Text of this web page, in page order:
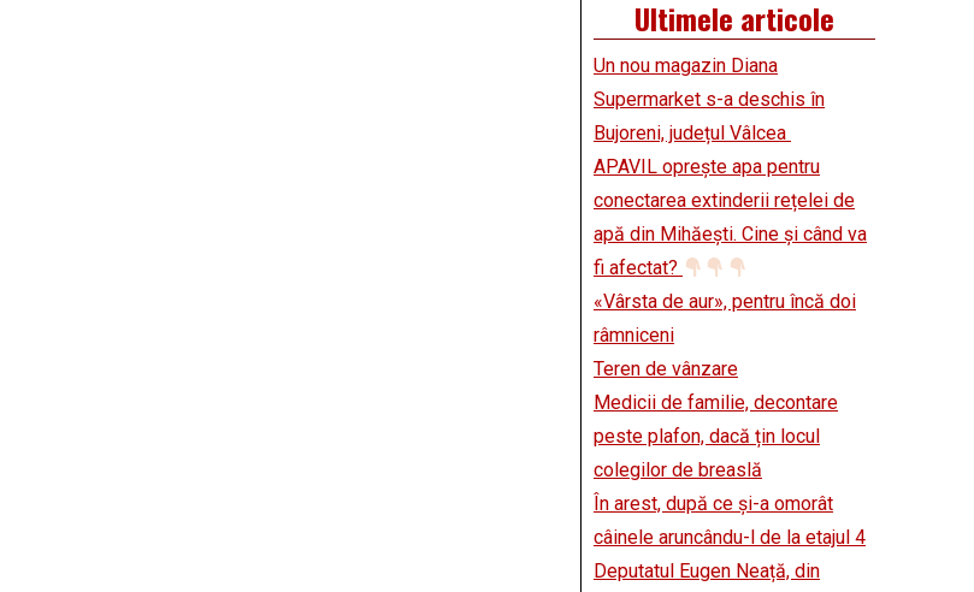
Ultimele articole
Un nou magazin Diana
Supermarket s-a deschis în
Bujoreni, județul Vâlcea
APAVIL oprește apa pentru
conectarea extinderii rețelei de
apă din Mihăești. Cine și când va
fi afectat?
«Vârsta de aur», pentru încă doi
râmniceni
Teren de vânzare
Medicii de familie, decontare
peste plafon, dacă țin locul
colegilor de breaslă
În arest, după ce și-a omorât
câinele aruncându-l de la etajul 4
Deputatul Eugen Neață, din